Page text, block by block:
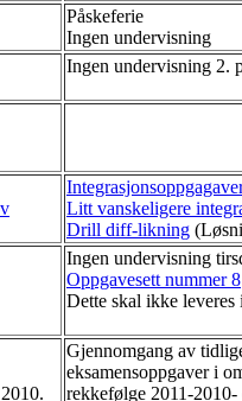
Påskeferie
Ingen undervisning
Ingen undervisning 2.
Litt vanskeligere
Drill diff-likning
Ingen undervisning
Oppgavesett nummer 8
Dette skal ikke leveres
Gjennomgang av
eksamensoppgaver i
rekkefølge 2011-2010-